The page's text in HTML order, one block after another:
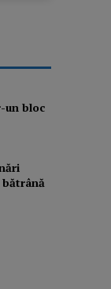
un bloc
bătrână